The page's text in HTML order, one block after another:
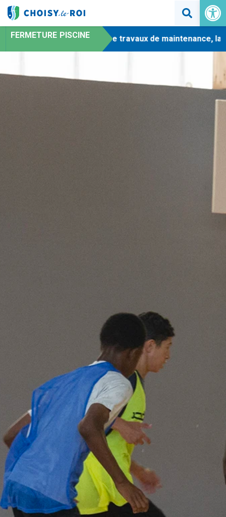
Ouvrir
FERMETURE PISCINE
- En raison de travaux de maintenance, la